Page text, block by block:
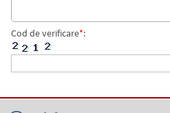
Cod de verificare*: